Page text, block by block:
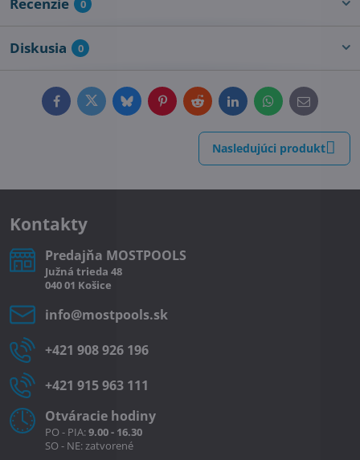
0
Diskusia 0
FacebookTwitterBlueskyPinterestRedditLinkedInWhatsApp
E-
mail
Nasledujúci produkt
Kontakty
Predajňa MOSTPOOLS
Južná trieda 48
040 01 Košice
info​@mostpools​.sk
+421 908 926 196
+421 915 963 111
Otváracie hodiny
PO - PIA:9.00 - 16.30
SO - NE: zatvorené